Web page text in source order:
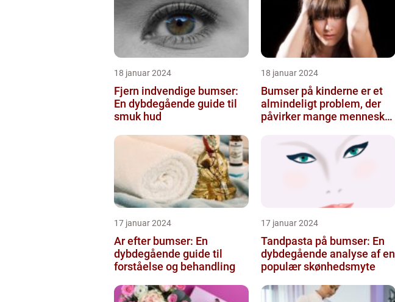
18 januar 2024
Fjern indvendige bumser:
En dybdegående guide til
smuk hud
18 januar 2024
Bumser på kinderne er et
almindeligt problem, der
påvirker mange mennesker
17 januar 2024
Ar efter bumser: En
dybdegående guide til
forståelse og behandling
17 januar 2024
Tandpasta på bumser: En
dybdegående analyse af en
populær skønhedsmyte